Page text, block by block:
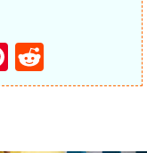
Pinterest